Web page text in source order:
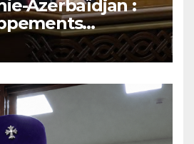
Azerbaïdjan :
pèsent sur la